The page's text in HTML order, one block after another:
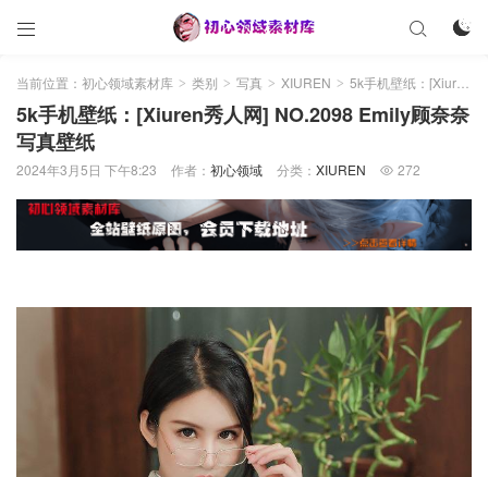
 

当前位置： 初心领域素材库 > 类别 > 写真 > XIUREN > 5k手机壁纸：[Xiuren秀人网] NO.2098 Emily顾奈奈 写真壁纸
5k手机壁纸：[Xiuren秀人网] NO.2098 Emily顾奈奈
写真壁纸
2024年3月5日 下午8:23 作者： 初心领域 分类： XIUREN  272